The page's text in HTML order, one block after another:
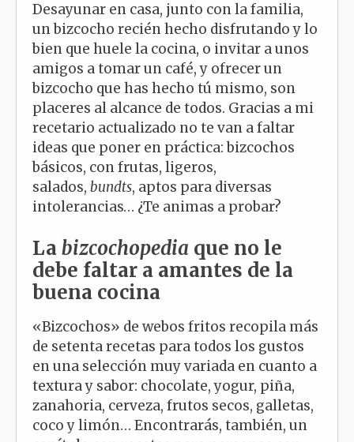
Desayunar en casa, junto con la familia,
un bizcocho recién hecho disfrutando y lo
bien que huele la cocina, o invitar a unos
amigos a tomar un café, y ofrecer un
bizcocho que has hecho tú mismo, son
placeres al alcance de todos. Gracias a mi
recetario actualizado no te van a faltar
ideas que poner en práctica: bizcochos
básicos, con frutas, ligeros,
salados, bundts, aptos para diversas
intolerancias… ¿Te animas a probar?
Labizcochopedia que no le
debe faltar a amantes de la
buena cocina
«Bizcochos» de webos fritos recopila más
de setenta recetas para todos los gustos
en una selección muy variada en cuanto a
textura y sabor: chocolate, yogur, piña,
zanahoria, cerveza, frutos secos, galletas,
coco y limón… Encontrarás, también, un